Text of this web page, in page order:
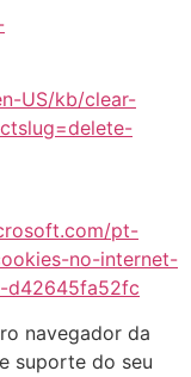
US/kb/clear-
pt-
no-internet-
d42645fa52fc
navegador da
suporte do seu